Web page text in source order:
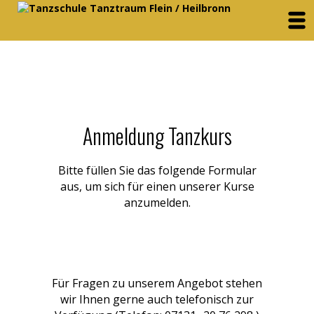
Anmeldung Tanzkurs
Bitte füllen Sie das folgende Formular
aus, um sich für einen unserer Kurse
anzumelden.
Für Fragen zu unserem Angebot stehen
wir Ihnen gerne auch telefonisch zur